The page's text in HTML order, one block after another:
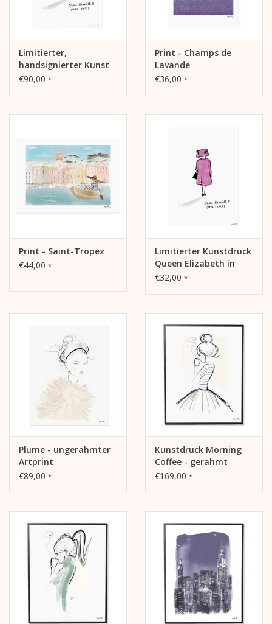
Limitierter,
handsignierter Kunst
Druck Queen Elizabeth
€90,00 *
Print - Champs de
Lavande
€36,00 *
Print - Saint-Tropez
€44,00 *
Limitierter Kunstdruck
Queen Elizabeth in
Memoriam
€32,00 *
Plume - ungerahmter
Artprint
€89,00 *
Kunstdruck Morning
Coffee - gerahmt
€169,00 *